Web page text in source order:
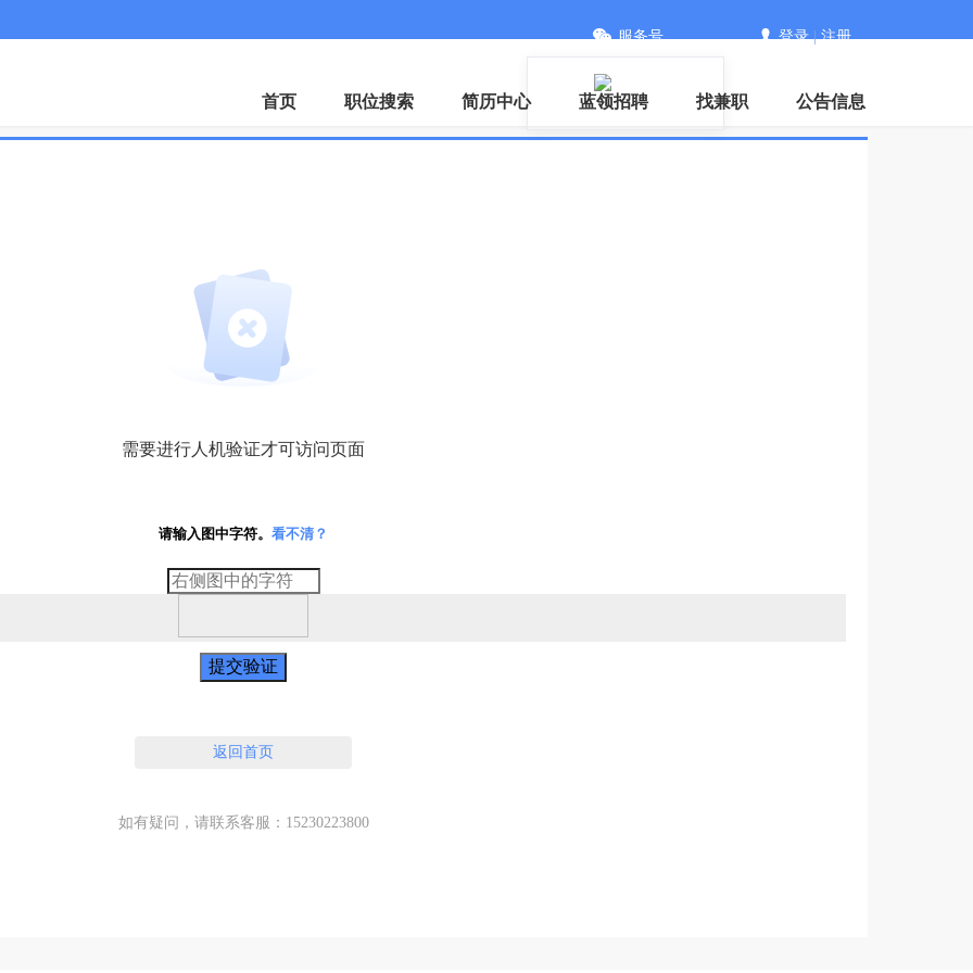
服务号 登录|注册
首页 职位搜索 简历中心 蓝领招聘 找兼职 公告信息
需要进行人机验证才可访问页面
请输入图中字符。 看不清？
提交验证
返回首页
如有疑问，请联系客服：15230223800